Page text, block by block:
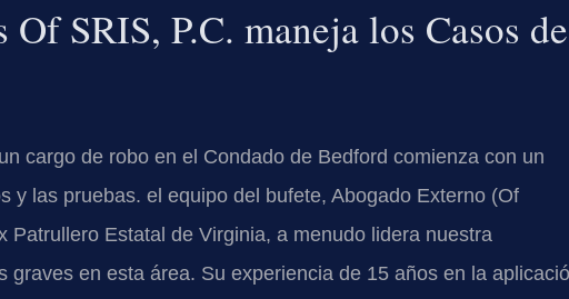
SRIS, P.C. maneja los Casos de
cargo de robo en el Condado de Bedford comienza con un
y las pruebas. el equipo del bufete, Abogado Externo (Of
Patrullero Estatal de Virginia, a menudo lidera nuestra
graves en esta área. Su experiencia de 15 años en la